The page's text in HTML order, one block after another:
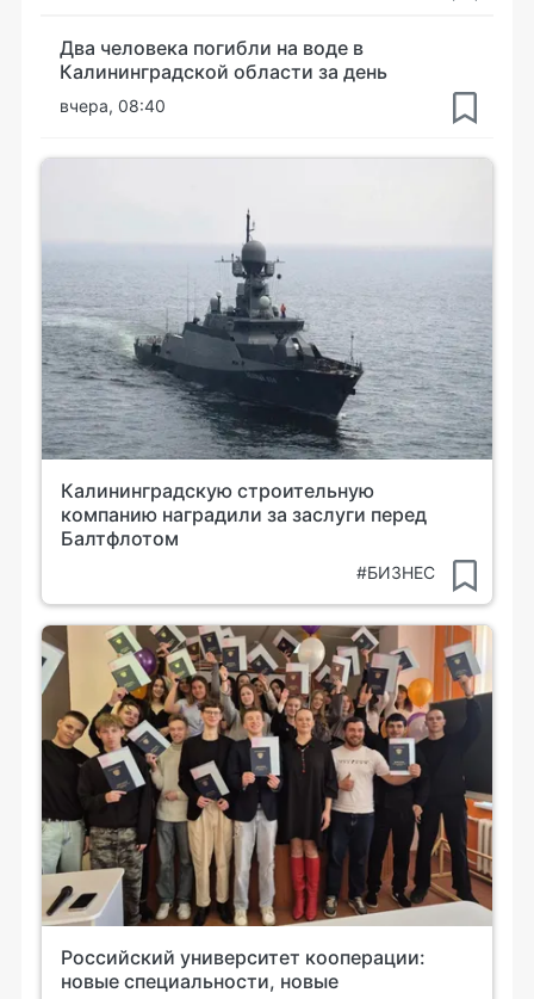
Два человека погибли на воде в
Калининградской области за день
вчера, 08:40
Калининградскую строительную
компанию наградили за заслуги перед
Балтфлотом
#БИЗНЕС
Российский университет кооперации:
новые специальности, новые